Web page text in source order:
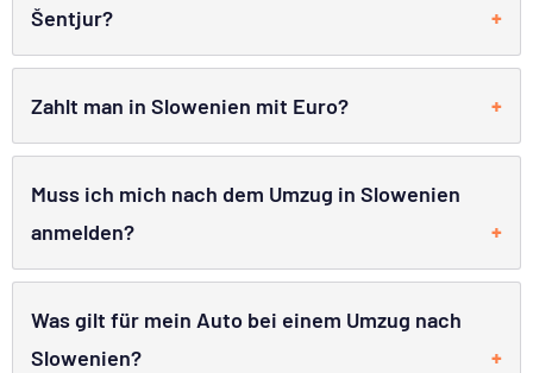
Šentjur?
Zahlt man in Slowenien mit Euro?
Muss ich mich nach dem Umzug in Slowenien
anmelden?
Was gilt für mein Auto bei einem Umzug nach
Slowenien?